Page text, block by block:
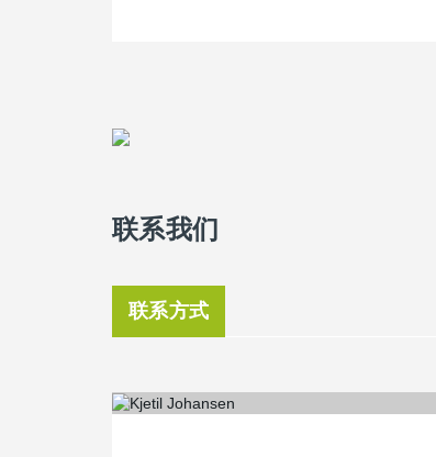
联系我们
联系方式